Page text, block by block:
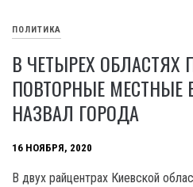
ПОЛИТИКА
В ЧЕТЫРЕХ ОБЛАСТЯХ
ПОВТОРНЫЕ
НАЗВАЛ ГОРОДА
16 НОЯБРЯ, 2020
В двух райцентрах Киевской